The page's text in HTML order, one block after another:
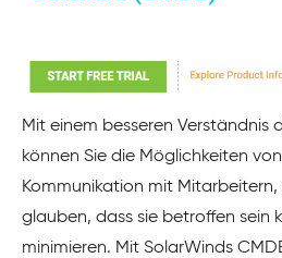
Mit einem besseren Verständnis
können Sie die Möglichkeiten
Kommunikation mit Mitarbeitern,
glauben, dass sie betroffen sein
minimieren. Mit SolarWinds